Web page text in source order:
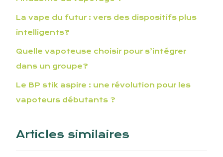
La vape du futur : vers des dispositifs plus
intelligents?
Quelle vapoteuse choisir pour s’intégrer
dans un groupe?
Le BP stik aspire : une révolution pour les
vapoteurs débutants ?
Articles similaires